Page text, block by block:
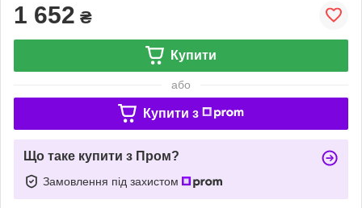
1 652 ₴
Купити
або
Купити з
Що таке купити з Пром?
Замовлення під захистом